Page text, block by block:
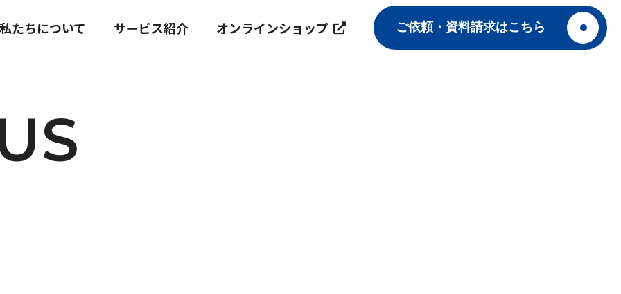
私たちについて サービス紹介 オンラインショップ ご依頼・資料請求はこちら